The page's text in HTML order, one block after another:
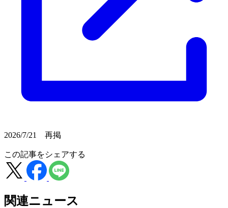
2026/7/21 再掲
この記事をシェアする
関連ニュース